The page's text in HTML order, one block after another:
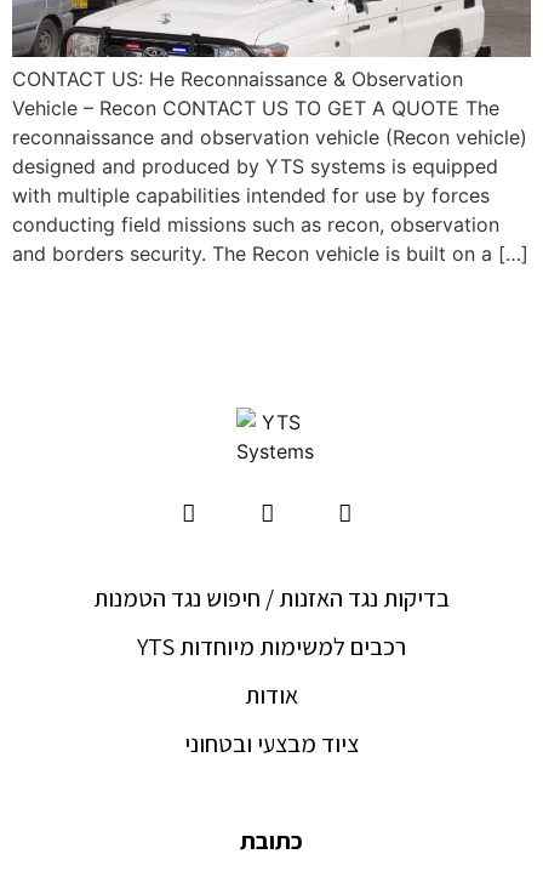
CONTACT US: He Reconnaissance & Observation
Vehicle – Recon CONTACT US TO GET A QUOTE The
reconnaissance and observation vehicle‭ (‬Recon vehicle‭)
designed and produced by YTS systems ‬is equipped
with multiple capabilities intended for use by forces
conducting‭ ‬field missions such as recon‭, ‬observation
and borders security‭.‬ The Recon vehicle is built on a […]
בדיקות נגד האזנות / חיפוש נגד הטמנות
YTS רכבים למשימות מיוחדות
אודות
ציוד מבצעי ובטחוני
כתובת